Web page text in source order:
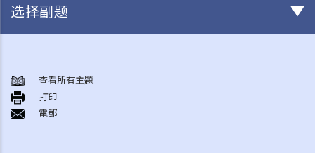
选择副题
A. 概述
B. 香港认可的婚姻关系
1. 如果我在香港以外地方结婚，是否需要通知香港政府更新我的婚姻状
查看所有主題
打印
電郵